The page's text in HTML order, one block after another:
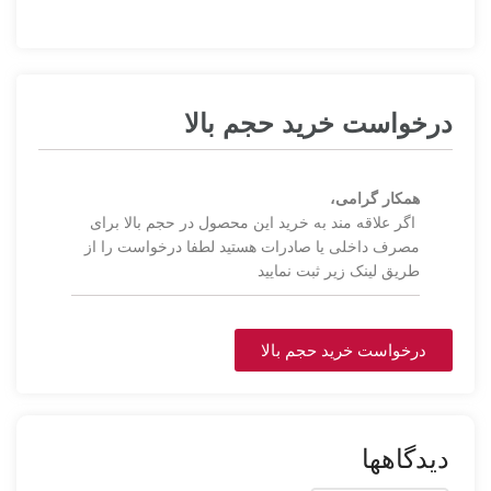
درخواست خرید حجم بالا
همکار گرامی،
اگر علاقه مند به خرید این محصول در حجم بالا برای
مصرف داخلی یا صادرات هستید لطفا درخواست را از
طریق لینک زیر ثبت نمایید
درخواست خرید حجم بالا
دیدگاهها